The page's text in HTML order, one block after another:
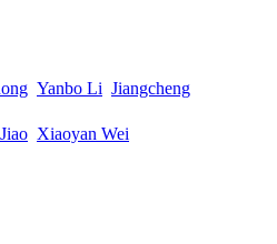
Yanbo Li Jiangcheng
Xiaoyan Wei